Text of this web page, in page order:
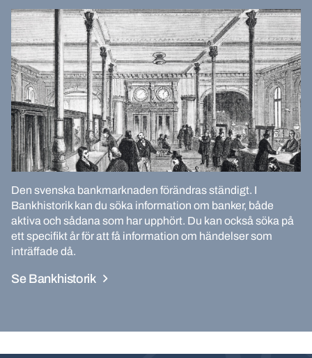
Den svenska bankmarknaden förändras ständigt. I
Bankhistorik kan du söka information om banker, både
aktiva och sådana som har upphört. Du kan också söka på
ett specifikt år för att få information om händelser som
inträffade då.
Se Bankhistorik